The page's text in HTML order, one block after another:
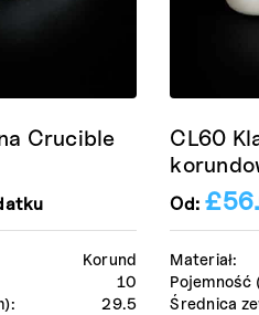
Korund
10
29.5
Crucible
Materiał:
Pojemność
Średnica
CL60
Od:£